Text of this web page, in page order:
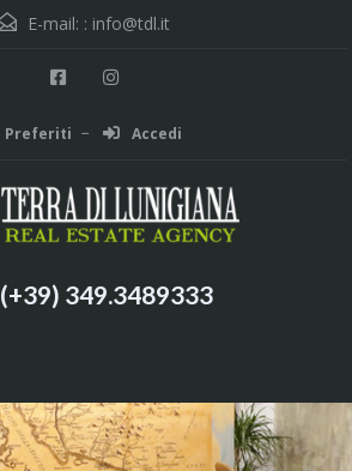
E-mail: : info@tdl.it
Preferiti Accedi
(+39) 349.3489333